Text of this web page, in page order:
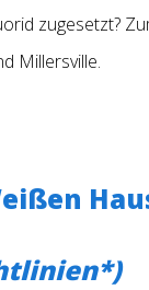
zugesetzt?
Millersville.